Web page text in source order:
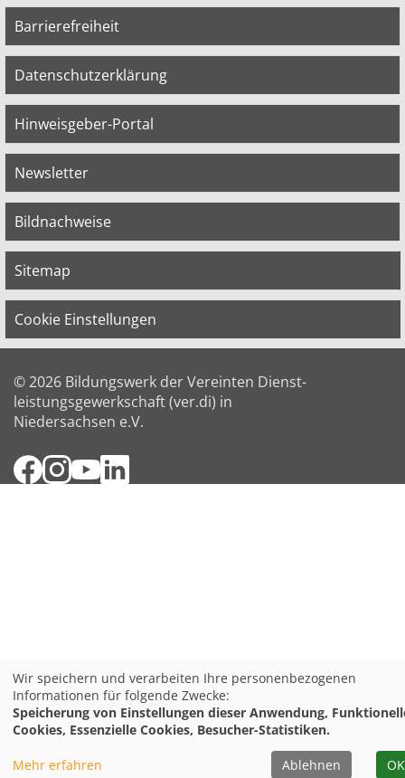
Barrierefreiheit
Datenschutzerklärung
Hinweisgeber-Portal
Newsletter
Bildnachweise
Sitemap
Cookie Einstellungen
© 2026 Bildungswerk der Vereinten Dienst­
leis­tungs­ge­werk­schaft (ver.di) in
Niedersachsen e.V.
Facebook
Instagram
YouTube
Wir speichern und verarbeiten Ihre personenbezogenen
Informationen für folgende Zwecke:
Speicherung von Einstellungen dieser Anwendung,
Cookies, Essenzielle Cookies, Besucher-Statistiken.
Mehr erfahren Ablehnen OK